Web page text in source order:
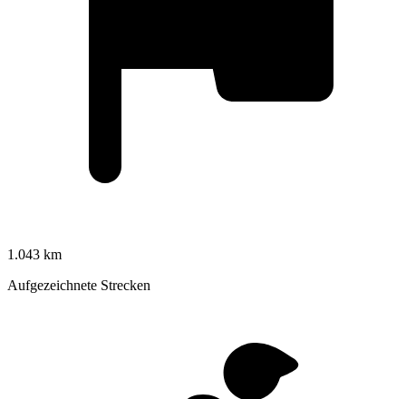
1.043 km
Aufgezeichnete Strecken